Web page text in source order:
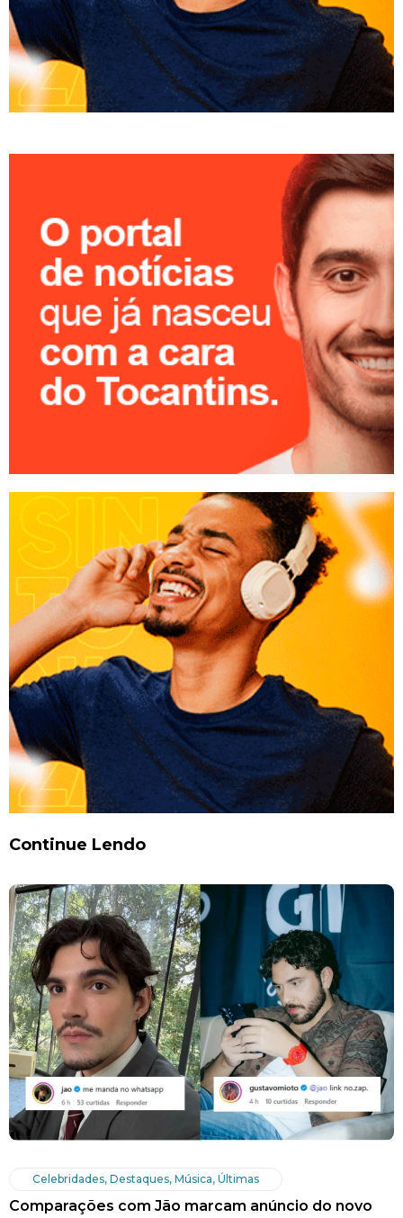
Continue Lendo
Celebridades, Destaques, Música, Últimas
Comparações com Jão marcam anúncio do novo